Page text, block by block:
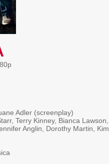
Adler (screenplay)
Terry Kinney, Bianca Lawson,
Anglin, Dorothy Martin, Kim